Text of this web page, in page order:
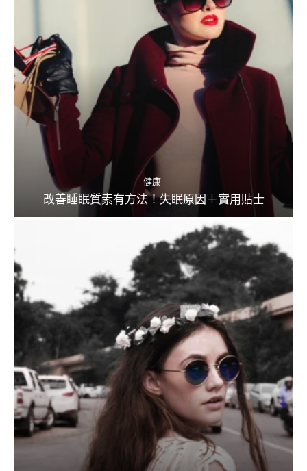
健康
改善睡眠質素有方法！失眠原因＋實用貼士